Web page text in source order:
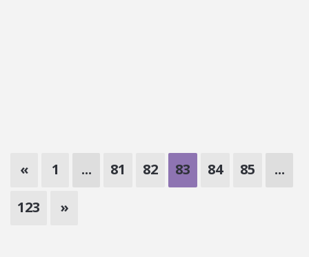
« 1 ... 81 82 83 84 85 ...
123 »